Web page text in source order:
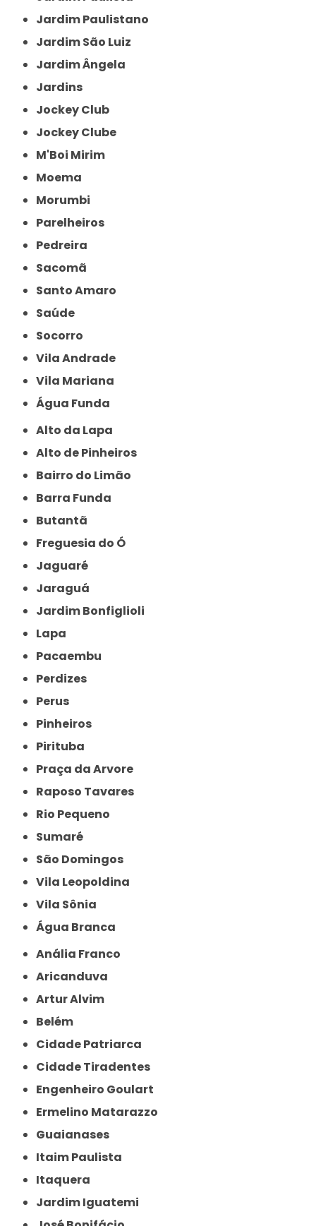
Jardim Paulistano
Jardim São Luiz
Jardim Ângela
Jardins
Jockey Club
Jockey Clube
M'Boi Mirim
Moema
Morumbi
Parelheiros
Pedreira
Sacomã
Santo Amaro
Saúde
Socorro
Vila Andrade
Vila Mariana
Água Funda
Alto da Lapa
Alto de Pinheiros
Bairro do Limão
Barra Funda
Butantã
Freguesia do Ó
Jaguaré
Jaraguá
Jardim Bonfiglioli
Lapa
Pacaembu
Perdizes
Perus
Pinheiros
Pirituba
Praça da Arvore
Raposo Tavares
Rio Pequeno
Sumaré
São Domingos
Vila Leopoldina
Vila Sônia
Água Branca
Anália Franco
Aricanduva
Artur Alvim
Belém
Cidade Patriarca
Cidade Tiradentes
Engenheiro Goulart
Ermelino Matarazzo
Guaianases
Itaim Paulista
Itaquera
Jardim Iguatemi